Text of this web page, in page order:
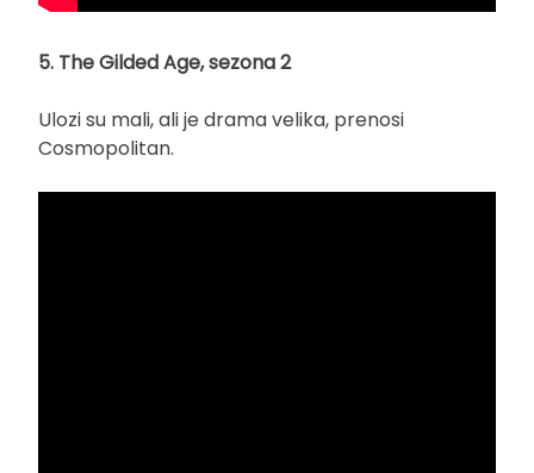
5. The Gilded Age, sezona 2
Ulozi su mali, ali je drama velika, prenosi
Cosmopolitan.